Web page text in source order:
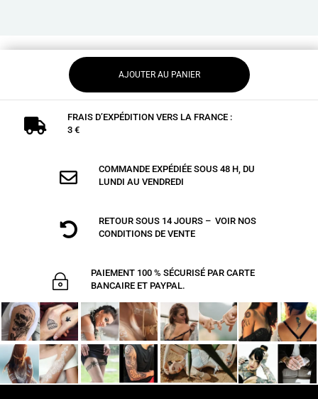
AJOUTER AU PANIER

FRAIS D’EXPÉDITION VERS LA FRANCE :
3 €

COMMANDE EXPÉDIÉE SOUS 48 H, DU
LUNDI AU VENDREDI

RETOUR SOUS 14 JOURS – VOIR NOS
CONDITIONS DE VENTE
~
PAIEMENT 100 % SÉCURISÉ PAR CARTE
BANCAIRE ET PAYPAL.